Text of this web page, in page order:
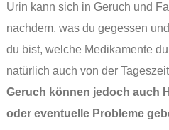
Urin kann sich in Geruch und
nachdem, was du gegessen
du bist, welche Medikamente
natürlich auch von der
Geruch können jedoch auch
oder eventuelle Probleme